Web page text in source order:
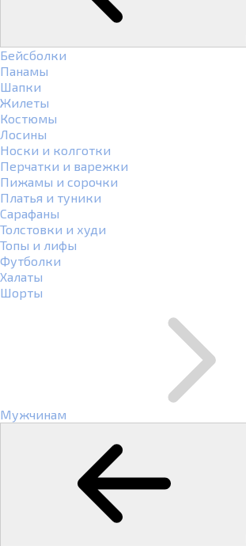
Бейсболки
Панамы
Шапки
Жилеты
Костюмы
Лосины
Носки и колготки
Перчатки и варежки
Пижамы и сорочки
Платья и туники
Сарафаны
Толстовки и худи
Топы и лифы
Футболки
Халаты
Шорты
Мужчинам